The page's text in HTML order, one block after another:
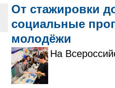
От стажировки
социальные
молодёжи
На